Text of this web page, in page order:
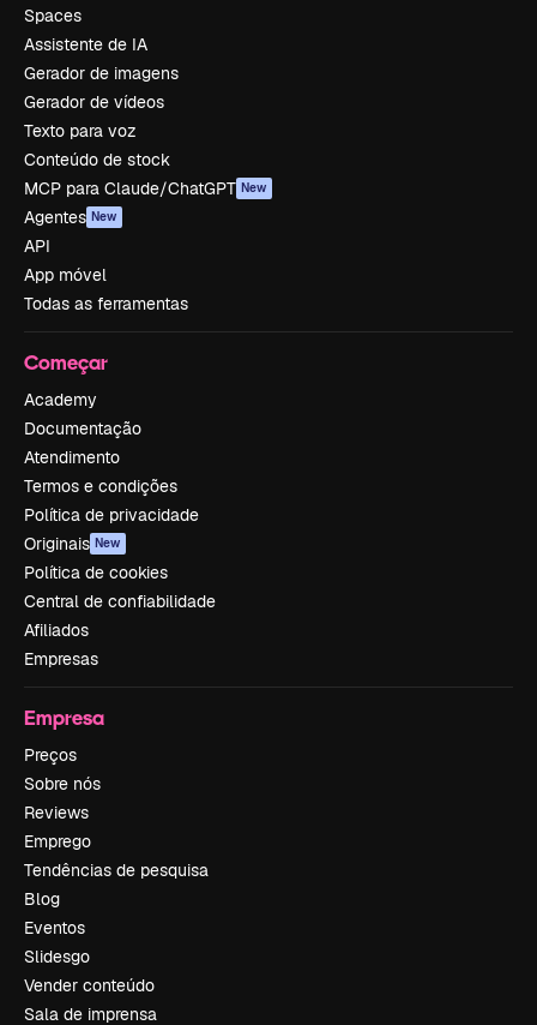
Spaces
Assistente de IA
Gerador de imagens
Gerador de vídeos
Texto para voz
Conteúdo de stock
MCP para Claude/ChatGPT New
Agentes New
API
App móvel
Todas as ferramentas
Começar
Academy
Documentação
Atendimento
Termos e condições
Política de privacidade
Originais New
Política de cookies
Central de confiabilidade
Afiliados
Empresas
Empresa
Preços
Sobre nós
Reviews
Emprego
Tendências de pesquisa
Blog
Eventos
Slidesgo
Vender conteúdo
Sala de imprensa